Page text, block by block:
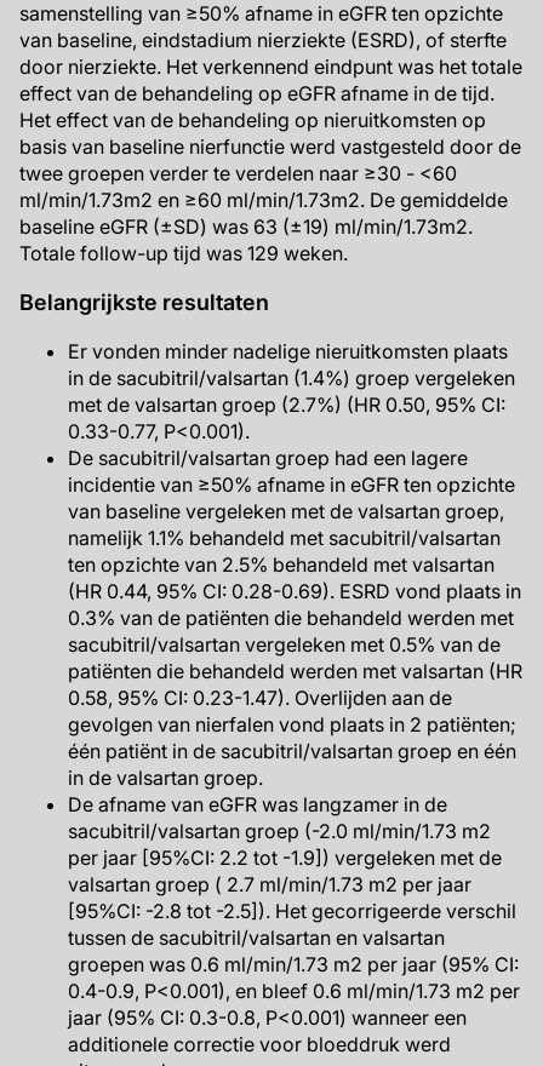
samenstelling van ≥50% afname in eGFR ten opzichte
van baseline, eindstadium nierziekte (ESRD), of sterfte
door nierziekte. Het verkennend eindpunt was het totale
effect van de behandeling op eGFR afname in de tijd.
Het effect van de behandeling op nieruitkomsten op
basis van baseline nierfunctie werd vastgesteld door de
twee groepen verder te verdelen naar ≥30 - <60
ml/min/1.73m2 en ≥60 ml/min/1.73m2. De gemiddelde
baseline eGFR (±SD) was 63 (±19) ml/min/1.73m2.
Totale follow-up tijd was 129 weken.
Belangrijkste resultaten
Er vonden minder nadelige nieruitkomsten plaats
in de sacubitril/valsartan (1.4%) groep vergeleken
met de valsartan groep (2.7%) (HR 0.50, 95% CI:
0.33-0.77, P<0.001).
De sacubitril/valsartan groep had een lagere
incidentie van ≥50% afname in eGFR ten opzichte
van baseline vergeleken met de valsartan groep,
namelijk 1.1% behandeld met sacubitril/valsartan
ten opzichte van 2.5% behandeld met valsartan
(HR 0.44, 95% CI: 0.28-0.69). ESRD vond plaats in
0.3% van de patiënten die behandeld werden met
sacubitril/valsartan vergeleken met 0.5% van de
patiënten die behandeld werden met valsartan (HR
0.58, 95% CI: 0.23-1.47). Overlijden aan de
gevolgen van nierfalen vond plaats in 2 patiënten;
één patiënt in de sacubitril/valsartan groep en één
in de valsartan groep.
De afname van eGFR was langzamer in de
sacubitril/valsartan groep (-2.0 ml/min/1.73 m2
per jaar [95%CI: 2.2 tot -1.9]) vergeleken met de
valsartan groep ( 2.7 ml/min/1.73 m2 per jaar
[95%CI: -2.8 tot -2.5]). Het gecorrigeerde verschil
tussen de sacubitril/valsartan en valsartan
groepen was 0.6 ml/min/1.73 m2 per jaar (95% CI:
0.4-0.9, P<0.001), en bleef 0.6 ml/min/1.73 m2 per
jaar (95% CI: 0.3-0.8, P<0.001) wanneer een
additionele correctie voor bloeddruk werd